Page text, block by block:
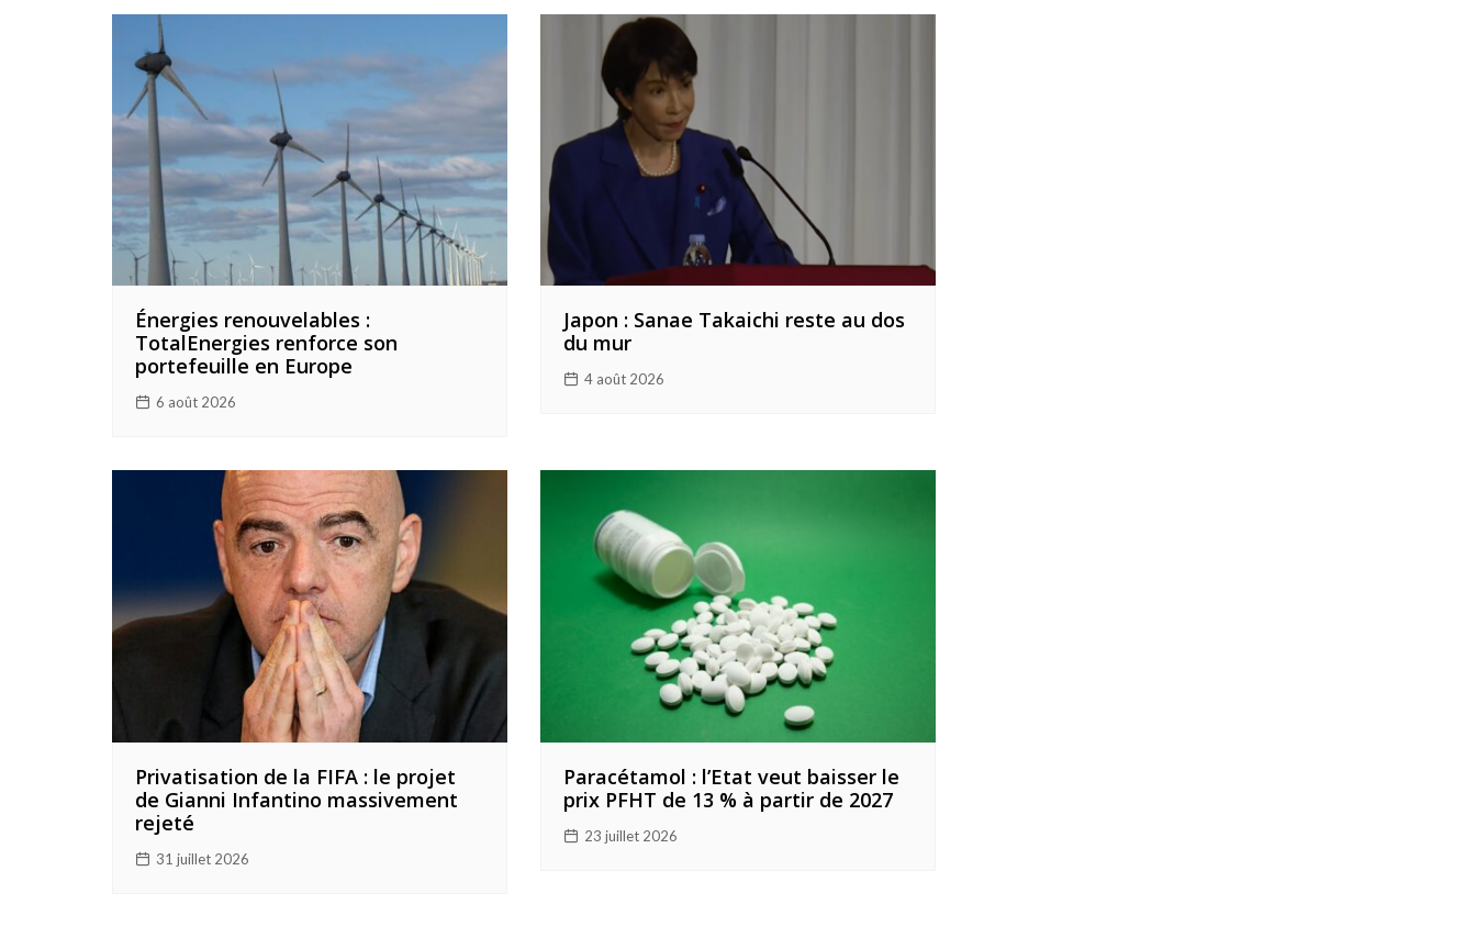
Énergies renouvelables :
TotalEnergies renforce son
portefeuille en Europe
6 août 2026
Japon : Sanae Takaichi reste au dos
du mur
4 août 2026
Privatisation de la FIFA : le projet
de Gianni Infantino massivement
rejeté
31 juillet 2026
Paracétamol : l’Etat veut baisser le
prix PFHT de 13 % à partir de 2027
23 juillet 2026